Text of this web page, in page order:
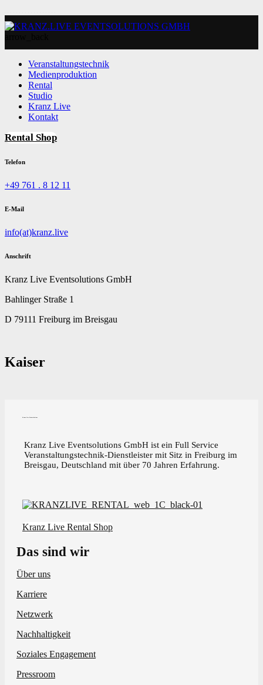
Veranstaltungstechnik
Medienproduktion
Rental
Studio
Kranz Live
Kontakt
Rental Shop
Telefon
+49 761 . 8 12 11
E-Mail
info(at)kranz.live
Anschrift
Kranz Live Eventsolutions GmbH
Bahlinger Straße 1
D 79111 Freiburg im Breisgau
Kaiser
Kranz Live Eventsolutions GmbH ist ein Full Service
Veranstaltungstechnik-Dienstleister mit Sitz in Freiburg im
Breisgau, Deutschland mit über 70 Jahren Erfahrung.
Kranz Live Rental Shop
Das sind wir
Über uns
Karriere
Netzwerk
Nachhaltigkeit
Soziales Engagement
Pressroom